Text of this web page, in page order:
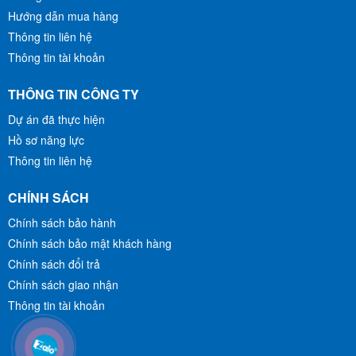
MUA HÀNG
Hướng dẫn mua hàng
Thông tin liên hệ
Thông tin tài khoản
THÔNG TIN CÔNG TY
Dự án đã thực hiện
Hồ sơ năng lực
Thông tin liên hệ
CHÍNH SÁCH
Chính sách bảo hành
Chính sách bảo mật khách hàng
Chính sách đổi trả
Chính sách giao nhận
Thông tin tài khoản